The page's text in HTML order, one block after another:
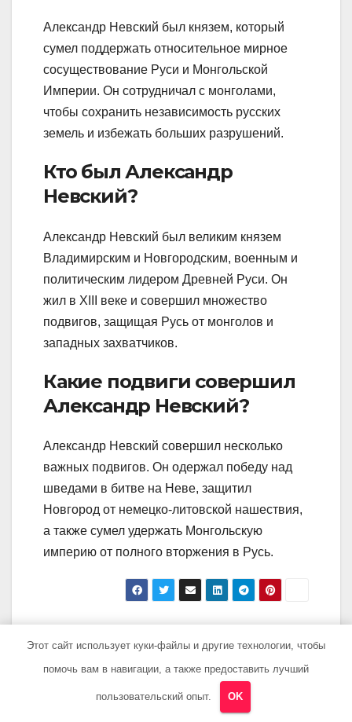
Александр Невский был князем, который
сумел поддержать относительное мирное
сосуществование Руси и Монгольской
Империи. Он сотрудничал с монголами,
чтобы сохранить независимость русских
земель и избежать больших разрушений.
Кто был Александр
Невский?
Александр Невский был великим князем
Владимирским и Новгородским, военным и
политическим лидером Древней Руси. Он
жил в XIII веке и совершил множество
подвигов, защищая Русь от монголов и
западных захватчиков.
Какие подвиги совершил
Александр Невский?
Александр Невский совершил несколько
важных подвигов. Он одержал победу над
шведами в битве на Неве, защитил
Новгород от немецко-литовской нашествия,
а также сумел удержать Монгольскую
империю от полного вторжения в Русь.
Навигация
по
записям
— от первых
шагов до
легендарных
произведений
жизнь и карьера
гениального
финансиста, его
Этот сайт использует куки-файлы и другие технологии, чтобы
помочь вам в навигации, а также предоставить лучший
пользовательский опыт. OK